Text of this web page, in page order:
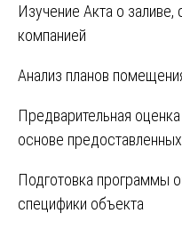
Изучение Акта о
компанией
Анализ планов
Предварительная
основе
Подготовка программы
специфики объекта